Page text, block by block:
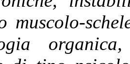
muscolo-